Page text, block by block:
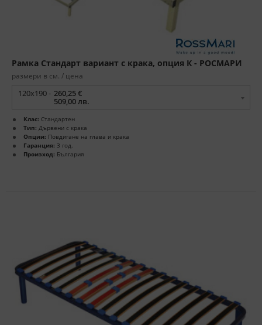
Рамка Стандарт вариант с крака, опция К - РОСМАРИ
размери в см. / цена
120x190 - 260,25 €
509,00 лв.
Клас: Стандартен
Тип: Дървени с крака
Опции: Повдигане на глава и крака
Гаранция: 3 год.
Произход: България